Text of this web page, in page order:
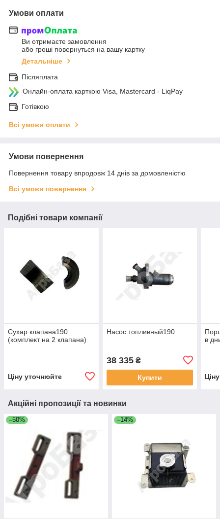
Умови оплати
Ви отримаєте замовлення
або гроші повернуться на вашу картку
Детальніше
Післяплата
Онлайн-оплата карткою Visa, Mastercard - LiqPay
Готівкою
Всі умови оплати
Умови повернення
Повернення товару впродовж 14 днів за домовленістю
Всі умови повернення
Подібні товари компанії
Сухар клапана190
(комплект на 2 клапана)
Ціну уточнюйте
Насос топливный190
38 335₴
Купити
в
Акційні пропозиції та новинки
–50% –14%